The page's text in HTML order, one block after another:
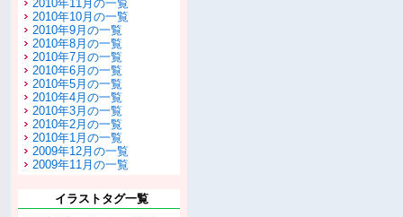
2010年11月の一覧
2010年10月の一覧
2010年9月の一覧
2010年8月の一覧
2010年7月の一覧
2010年6月の一覧
2010年5月の一覧
2010年4月の一覧
2010年3月の一覧
2010年2月の一覧
2010年1月の一覧
2009年12月の一覧
2009年11月の一覧
イラストタグ一覧